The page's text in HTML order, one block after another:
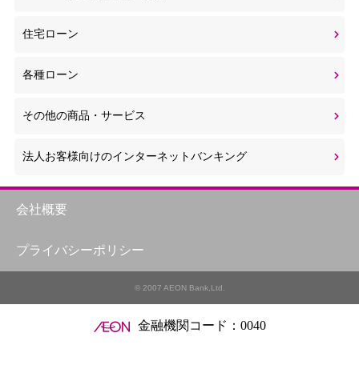
住宅ローン
各種ローン
その他の商品・サービス
法人お客様向けのインターネットバンキング
会社概要
プライバシーポリシー
© 2007 AEON Bank,Ltd.
金融機関コード：0040